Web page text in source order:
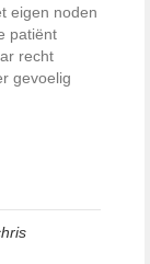
eigen noden
patiënt
recht
gevoelig